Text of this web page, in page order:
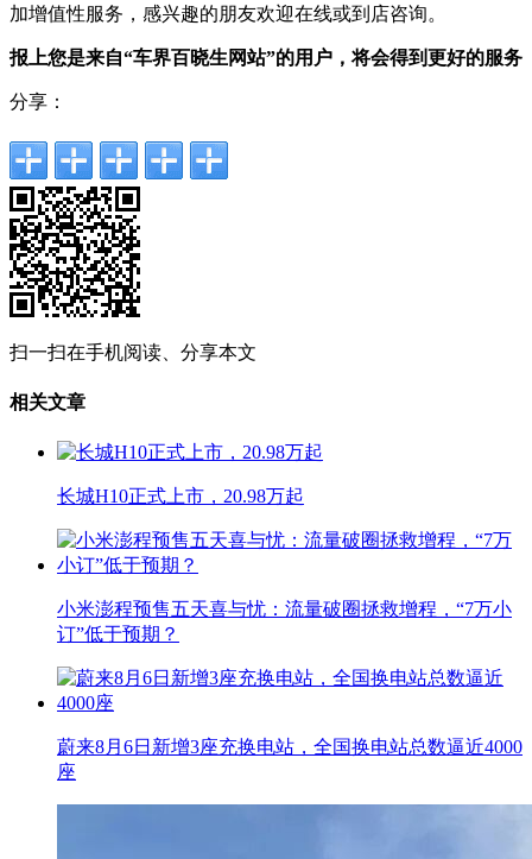
加增值性服务，感兴趣的朋友欢迎在线或到店咨询。
报上您是来自“车界百晓生网站”的用户，将会得到更好的服务
分享：
扫一扫在手机阅读、分享本文
相关文章
长城H10正式上市，20.98万起
小米澎程预售五天喜与忧：流量破圈拯救增程，“7万小
订”低于预期？
蔚来8月6日新增3座充换电站，全国换电站总数逼近4000
座